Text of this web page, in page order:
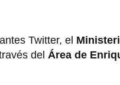
Twitter, el
del Área de